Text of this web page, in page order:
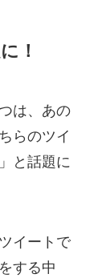
！
は、あの
らのツイ
と話題に
イートで
する中